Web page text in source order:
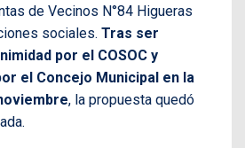
de Vecinos N°84 Higueras
sociales. Tras ser
por el COSOC y
el Concejo Municipal en la
, la propuesta quedó